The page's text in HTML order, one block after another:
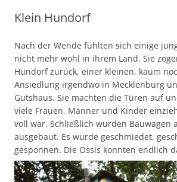
Klein Hundorf
Nach der Wende fühlten sich einige
nicht mehr wohl in ihrem Land. Sie
Hundorf zurück, einer kleinen, kaum
Ansiedlung irgendwo in Mecklenburg
Gutshaus. Sie machten die Türen auf
viele Frauen, Männer und Kinder
voll war. Schließlich wurden Bauwagen
ausgebaut. Es wurde geschmiedet,
gesponnen. Die Ossis konnten endlich